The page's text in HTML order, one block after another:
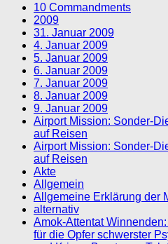
10 Commandments
2009
31. Januar 2009
4. Januar 2009
5. Januar 2009
6. Januar 2009
7. Januar 2009
8. Januar 2009
9. Januar 2009
Airport Mission: Sonder-
auf Reisen
Airport Mission: Sonder-
auf Reisen
Akte
Allgemein
Allgemeine Erklärung der
alternativ
Amok-Attentat
für die Opfer schwerster